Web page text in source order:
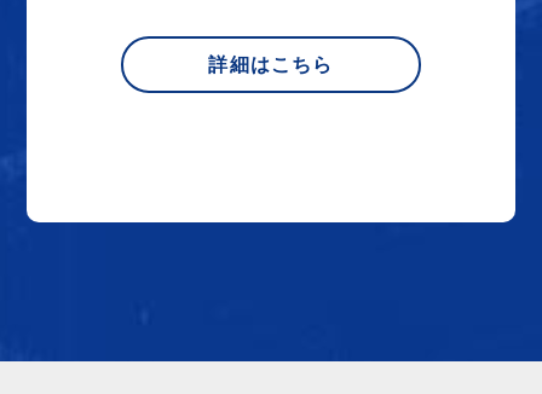
詳細はこちら